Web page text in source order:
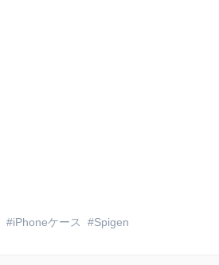
iPhoneケース Spigen